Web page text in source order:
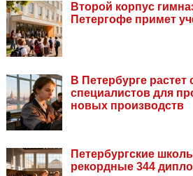
Второй корпус
Петергофе примет
В Петербурге растет
специалистов для
новых производств
Петербургские
рекордные 344